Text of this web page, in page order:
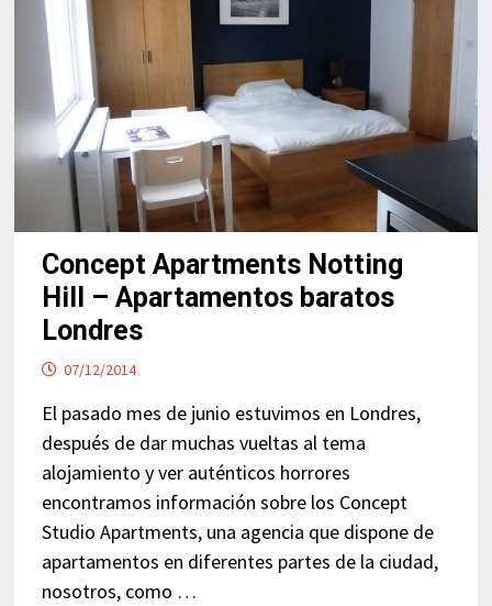
Concept Apartments Notting
Hill – Apartamentos baratos
Londres
07/12/2014
El pasado mes de junio estuvimos en Londres,
después de dar muchas vueltas al tema
alojamiento y ver auténticos horrores
encontramos información sobre los Concept
Studio Apartments, una agencia que dispone de
apartamentos en diferentes partes de la ciudad,
nosotros, como …